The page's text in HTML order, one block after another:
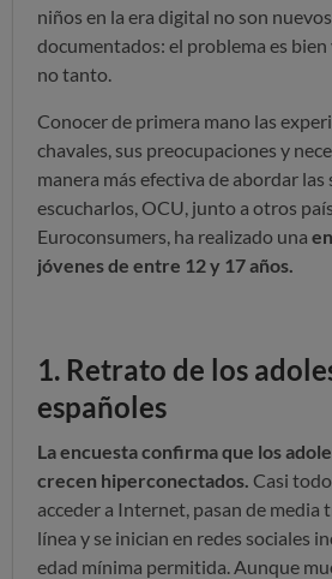
niños en la era digital no son
documentados: el problema es bien
no tanto.
Conocer de primera mano las
chavales, sus preocupaciones y
manera más efectiva de abordar las
escucharlos, OCU, junto a otros
Euroconsumers, ha realizado una
jóvenes de entre 12 y 17 años.
1. Retrato de los
españoles
La encuesta confirma que los
crecen hiperconectados. Casi
acceder a Internet, pasan de media
línea y se inician en redes sociales
edad mínima permitida. Aunque